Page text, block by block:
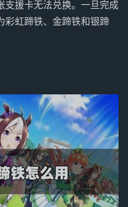
支援卡无法兑换。一旦完成
彩虹蹄铁、金蹄铁和银蹄